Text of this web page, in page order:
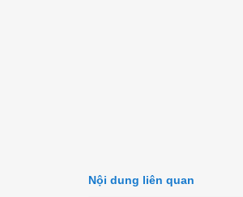
Nội dung liên quan